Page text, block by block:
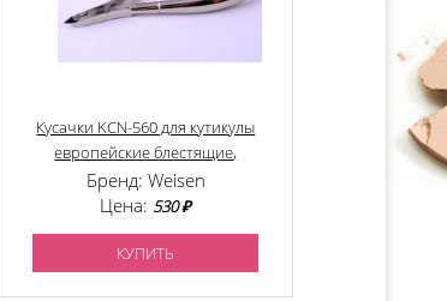
Кусачки KCN-560 для кутикулы
европейские блестящие,
хромированные 6 мм.
Бренд: Weisen
Цена: 530 ₽
КУПИТЬ